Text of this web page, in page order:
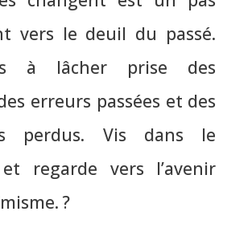
vers le deuil du passé.
à lâcher prise des
erreurs passées et des
perdus. Vis dans le
regarde vers l’avenir
. ?